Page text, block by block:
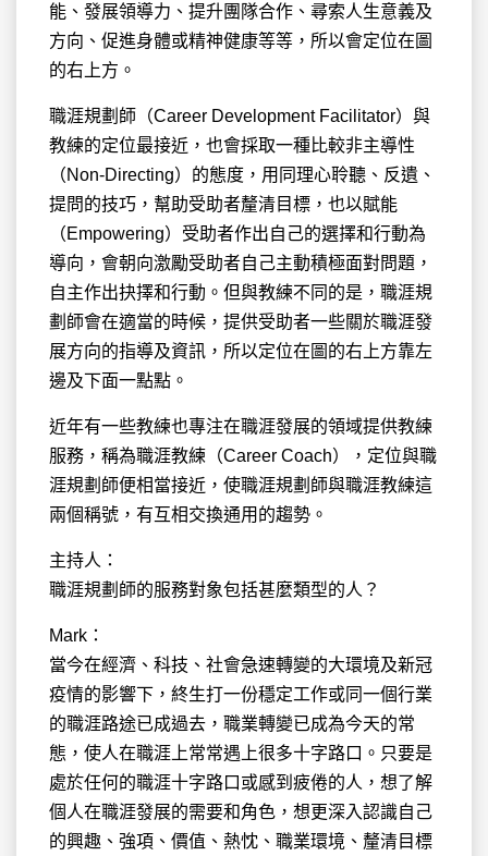
能、發展領導力、提升團隊合作、尋索人生意義及
方向、促進身體或精神健康等等，所以會定位在圖
的右上方。
職涯規劃師（Career Development Facilitator）與
教練的定位最接近，也會採取一種比較非主導性
（Non-Directing）的態度，用同理心聆聽、反遺、
提問的技巧，幫助受助者釐清目標，也以賦能
（Empowering）受助者作出自己的選擇和行動為
導向，會朝向激勵受助者自己主動積極面對問題，
自主作出抉擇和行動。但與教練不同的是，職涯規
劃師會在適當的時候，提供受助者一些關於職涯發
展方向的指導及資訊，所以定位在圖的右上方靠左
邊及下面一點點。
近年有一些教練也專注在職涯發展的領域提供教練
服務，稱為職涯教練（Career Coach），定位與職
涯規劃師便相當接近，使職涯規劃師與職涯教練這
兩個稱號，有互相交換通用的趨勢。
主持人：
職涯規劃師的服務對象包括甚麼類型的人？
Mark：
當今在經濟、科技、社會急速轉變的大環境及新冠
疫情的影響下，終生打一份穩定工作或同一個行業
的職涯路途已成過去，職業轉變已成為今天的常
態，使人在職涯上常常遇上很多十字路口。只要是
處於任何的職涯十字路口或感到疲倦的人，想了解
個人在職涯發展的需要和角色，想更深入認識自己
的興趣、強項、價值、熱忱、職業環境、釐清目標